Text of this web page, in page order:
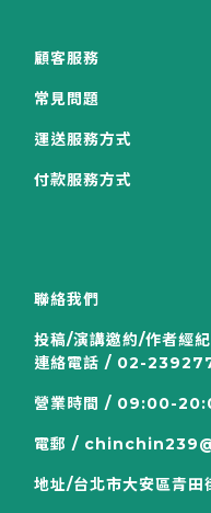
顧客服務
常見問題
運送服務方式
付款服務方式
聯絡我們
投稿/演講邀約/作者經
連絡電話 / 02-
營業時間 / 09:00-
電郵 /
地址/台北市大安區青田